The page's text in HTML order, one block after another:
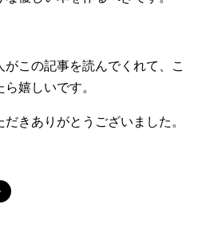
この記事を読んでくれて、こ
嬉しいです。
きありがとうございました。